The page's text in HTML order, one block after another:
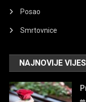
Posao
Smrtovnice
NAJNOVIJE